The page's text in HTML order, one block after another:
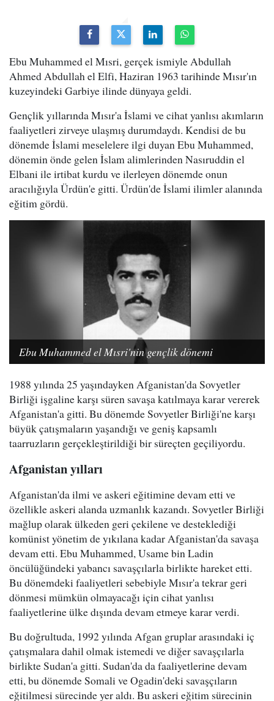
Ebu Muhammed el Mısri, gerçek ismiyle Abdullah
Ahmed Abdullah el Elfi, Haziran 1963 tarihinde Mısır'ın
kuzeyindeki Garbiye ilinde dünyaya geldi.
Gençlik yıllarında Mısır'a İslami ve cihat yanlısı akımların
faaliyetleri zirveye ulaşmış durumdaydı. Kendisi de bu
dönemde İslami meselelere ilgi duyan Ebu Muhammed,
dönemin önde gelen İslam alimlerinden Nasıruddin el
Elbani ile irtibat kurdu ve ilerleyen dönemde onun
aracılığıyla Ürdün'e gitti. Ürdün'de İslami ilimler alanında
eğitim gördü.
Ebu Muhammed el Mısri'nin gençlik dönemi
1988 yılında 25 yaşındayken Afganistan'da Sovyetler
Birliği işgaline karşı süren savaşa katılmaya karar vererek
Afganistan'a gitti. Bu dönemde Sovyetler Birliği'ne karşı
büyük çatışmaların yaşandığı ve geniş kapsamlı
taarruzların gerçekleştirildiği bir süreçten geçiliyordu.
Afganistan yılları
Afganistan'da ilmi ve askeri eğitimine devam etti ve
özellikle askeri alanda uzmanlık kazandı. Sovyetler Birliği
mağlup olarak ülkeden geri çekilene ve desteklediği
komünist yönetim de yıkılana kadar Afganistan'da savaşa
devam etti. Ebu Muhammed, Usame bin Ladin
öncülüğündeki yabancı savaşçılarla birlikte hareket etti.
Bu dönemdeki faaliyetleri sebebiyle Mısır'a tekrar geri
dönmesi mümkün olmayacağı için cihat yanlısı
faaliyetlerine ülke dışında devam etmeye karar verdi.
Bu doğrultuda, 1992 yılında Afgan gruplar arasındaki iç
çatışmalara dahil olmak istemedi ve diğer savaşçılarla
birlikte Sudan'a gitti. Sudan'da da faaliyetlerine devam
etti, bu dönemde Somali ve Ogadin'deki savaşçıların
eğitilmesi sürecinde yer aldı. Bu askeri eğitim sürecinin